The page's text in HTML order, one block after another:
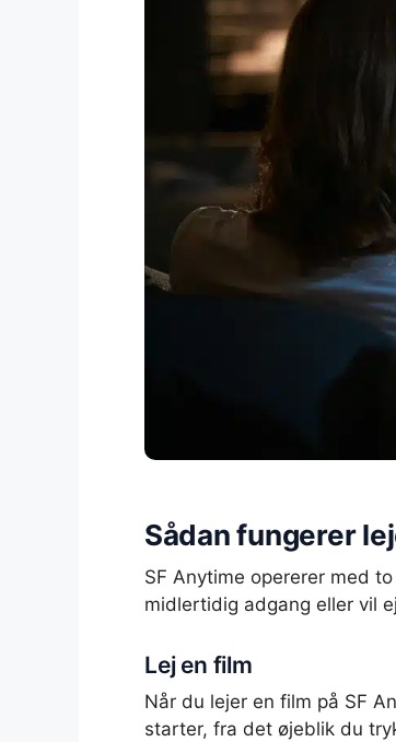
Sådan fungerer
SF Anytime opererer med
midlertidig adgang eller vil
Lej en film
Når du lejer en film på SF
starter, fra det øjeblik du